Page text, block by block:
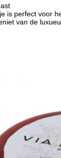
is perfect voor
van de